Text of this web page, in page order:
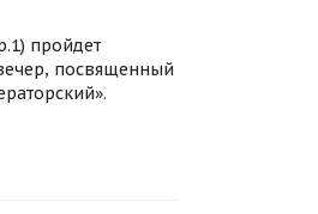
пройдет
посвященный